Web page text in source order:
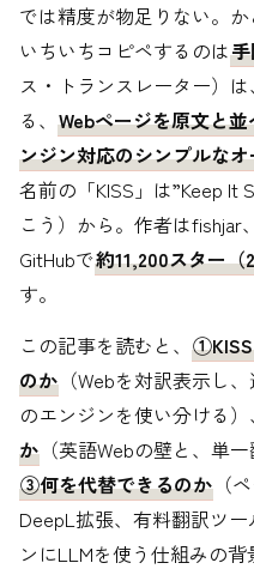
では精度が物足りない。
いちいちコピペするのは
ス・トランスレーター）
る、 Webページを原文と
ンジン対応のシンプルな
名前の「KISS」は”Keep It
こう）から。作者はfishjar
GitHubで約11,200スター（
す。
この記事を読むと、
のか （Webを対訳表示し
のエンジンを使い分ける）、
か （英語Webの壁と、単
③何を代替できるのか （
DeepL拡張、有料翻訳ツ
ンにLLMを使う仕組みの背